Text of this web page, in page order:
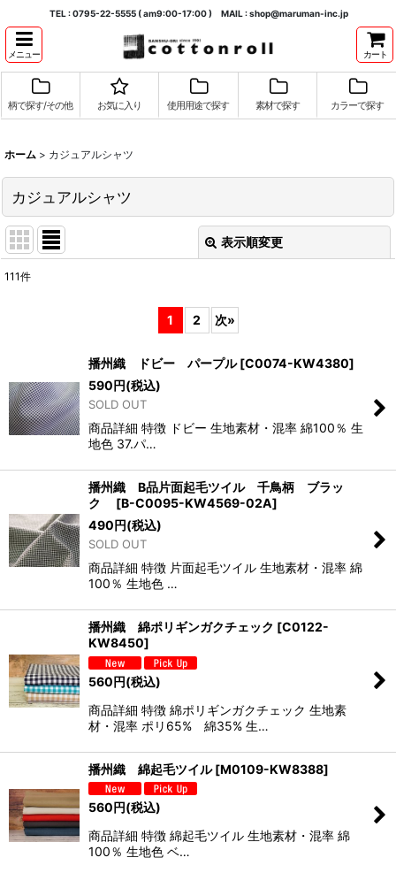
TEL : 0795-22-5555 ( am9:00-17:00 ) MAIL : shop@maruman-inc.jp
メニュー カート
柄で探す/その他 お気に入り 使用用途で探す 素材で探す カラーで探す
ホーム > カジュアルシャツ
カジュアルシャツ
表示順変更
111件
1 2 次»
播州織 ドビー パープル [C0074-KW4380]
590円(税込)
SOLD OUT
商品詳細 特徴 ドビー 生地素材・混率 綿100％ 生
地色 37.パ…
播州織 B品片面起毛ツイル 千鳥柄 ブラッ
ク
[B-C0095-KW4569-02A]
490円(税込)
SOLD OUT
商品詳細 特徴 片面起毛ツイル 生地素材・混率 綿
100％ 生地色 …
播州織 綿ポリギンガクチェック [C0122-
KW8450]
560円(税込)
商品詳細 特徴 綿ポリギンガクチェック 生地素
材・混率 ポリ65% 綿35% 生…
播州織 綿起毛ツイル [M0109-KW8388]
560円(税込)
商品詳細 特徴 綿起毛ツイル 生地素材・混率 綿
100％ 生地色 ベ…